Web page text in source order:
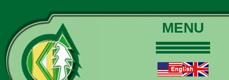
MENU
Touren